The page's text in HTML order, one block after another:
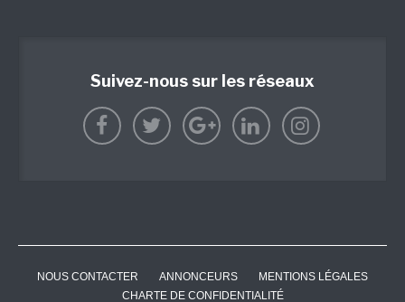
Suivez-nous sur les réseaux
NOUS CONTACTER ANNONCEURS
MENTIONS LÉGALES
CHARTE DE CONFIDENTIALITÉ